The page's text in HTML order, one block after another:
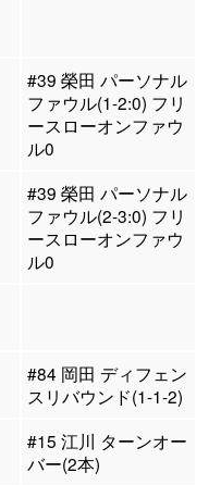
#39 榮田 パーソナル
ファウル(1-2:0) フリ
ースローオンファウ
ル0
#39 榮田 パーソナル
ファウル(2-3:0) フリ
ースローオンファウ
ル0
#84 岡田 ディフェン
スリバウンド(1-1-2)
#15 江川 ターンオー
バー(2本)